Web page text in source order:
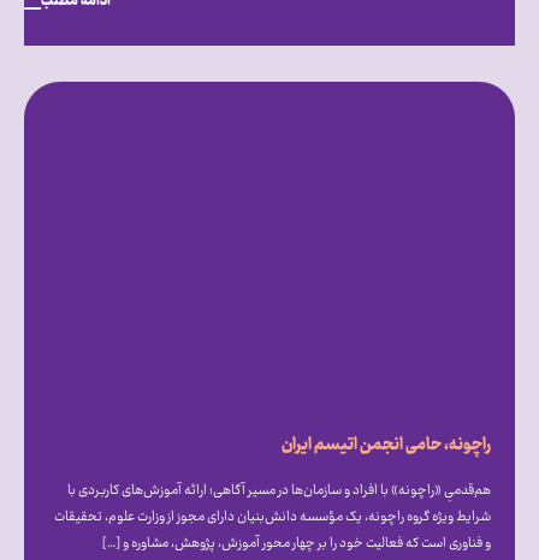
راچونه، حامی انجمن اتیسم ایران
هم‌قدمیِ «راچونه» با افراد و سازمان‌ها در مسیر آگاهی؛ ارائه آموزش‌های کاربردی با
شرایط ویژه گروه راچونه، یک مؤسسه دانش‌بنیان دارای مجوز از وزارت علوم، تحقیقات
و فناوری است که فعالیت خود را بر چهار محور آموزش، پژوهش، مشاوره و […]